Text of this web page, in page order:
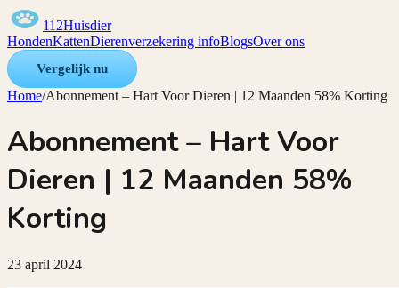
112Huisdier
HondenKattenDierenverzekering infoBlogsOver ons
Vergelijk nu
Home/Abonnement – Hart Voor Dieren | 12 Maanden 58% Korting
Abonnement – Hart Voor
Dieren | 12 Maanden 58%
Korting
23 april 2024